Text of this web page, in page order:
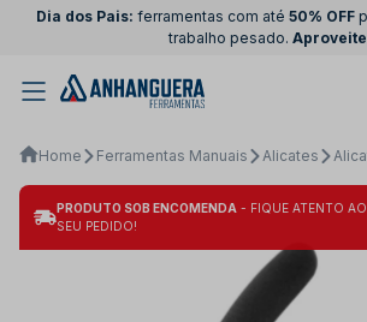
Dia dos Pais: ferramentas com até 50% OFF
trabalho pesado.
Home Ferramentas Manuais Alicates
PRODUTO SOB ENCOMENDA - FIQUE ATENTO
SEU PEDIDO!